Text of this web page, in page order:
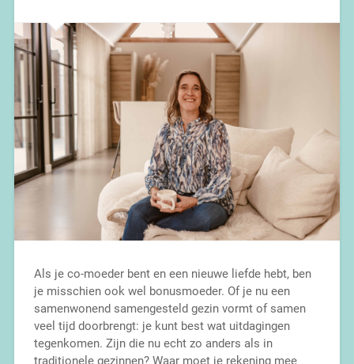
Als je co-moeder bent en een nieuwe liefde hebt, ben
je misschien ook wel bonusmoeder. Of je nu een
samenwonend samengesteld gezin vormt of samen
veel tijd doorbrengt: je kunt best wat uitdagingen
tegenkomen. Zijn die nu echt zo anders als in
traditionele gezinnen? Waar moet je rekening mee